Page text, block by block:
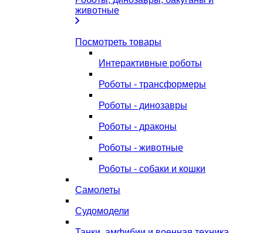
животные
Посмотреть товары
Интерактивные роботы
Роботы - трансформеры
Роботы - динозавры
Роботы - драконы
Роботы - животные
Роботы - собаки и кошки
Самолеты
Судомодели